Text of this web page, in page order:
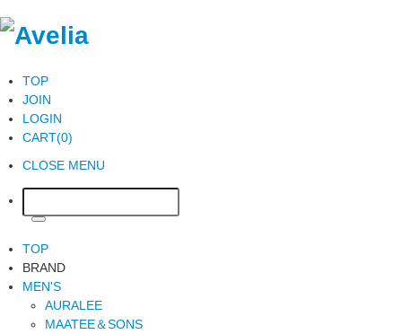
TOP
JOIN
LOGIN
CART(0)
CLOSE MENU
TOP
BRAND
MEN'S
AURALEE
MAATEE＆SONS